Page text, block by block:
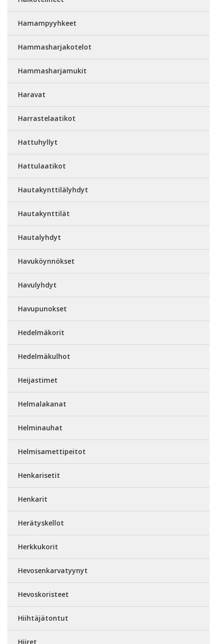
Hamampyyhkeet
Hammasharjakotelot
Hammasharjamukit
Haravat
Harrastelaatikot
Hattuhyllyt
Hattulaatikot
Hautakynttilälyhdyt
Hautakynttilät
Hautalyhdyt
Havuköynnökset
Havulyhdyt
Havupunokset
Hedelmäkorit
Hedelmäkulhot
Heijastimet
Helmalakanat
Helminauhat
Helmisamettipeitot
Henkarisetit
Henkarit
Herätyskellot
Herkkukorit
Hevosenkarvatyynyt
Hevoskoristeet
Hiihtäjätontut
Hiiret